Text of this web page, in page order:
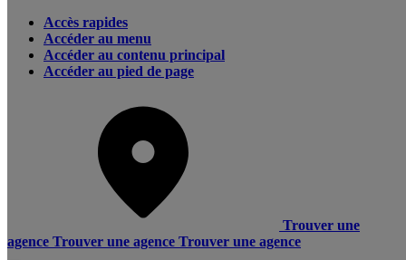
Accès rapides
Accéder au menu
Accéder au contenu principal
Accéder au pied de page
Trouver une
agence Trouver une agence Trouver une agence